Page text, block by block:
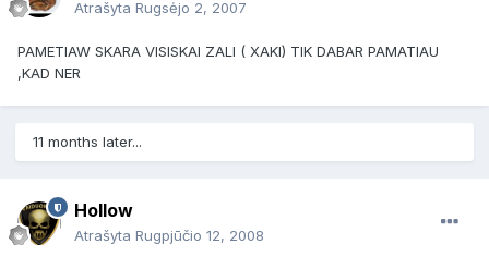
Atrašyta Rugsėjo 2, 2007
PAMETIAW SKARA VISISKAI ZALI ( XAKI) TIK DABAR PAMATIAU
,KAD NER
11 months later...
Hollow
Atrašyta Rugpjūčio 12, 2008